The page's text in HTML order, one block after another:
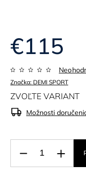
Značka: DEMI SPORT
€115
ZVOĽTE VARIANT
Možnosti